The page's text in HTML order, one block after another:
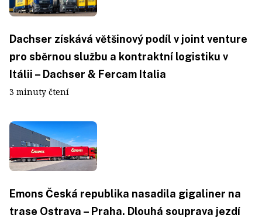
Dachser získává většinový podíl v joint venture
pro sběrnou službu a kontraktní logistiku v
Itálii – Dachser & Fercam Italia
3 minuty čtení
Emons Česká republika nasadila gigaliner na
trase Ostrava – Praha. Dlouhá souprava jezdí